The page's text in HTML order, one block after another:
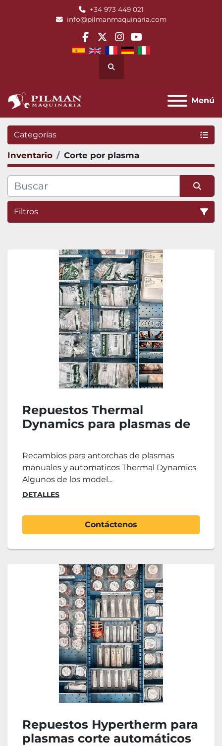
+34 973 449 021
info@pilmanmaquinaria.com
facebook
twitterinstagram
youtube
Buscar
Menú
Categorías
Inventario Corte por plasma
Filtros
Repuestos Thermal
Dynamics para plasmas de
automáticos
Recambios para antorchas de plasmas
manuales y automaticos Thermal Dynamics
Algunos de los model...
DETALLES
Contáctenos
Repuestos Hypertherm para
plasmas corte automáticos